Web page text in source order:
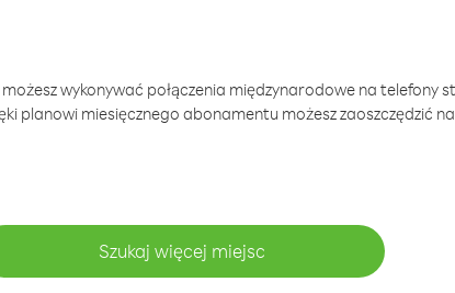
wykonywać połączenia międzynarodowe na telefony
planowi miesięcznego abonamentu możesz zaoszczędzić
Szukaj więcej miejsc